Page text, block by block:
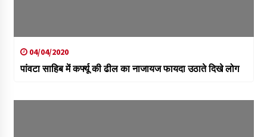
04/04/2020
पांवटा साहिब में कर्फ्यू की ढील का नाजायज फायदा उठाते दिखे लोग